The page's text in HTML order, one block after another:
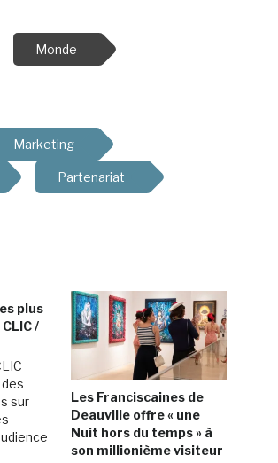
Monde
Marketing
Partenariat
plus
/
sur
de ce
Les Franciscaines de
Deauville offre « une
Nuit hors du temps » à
son millionième visiteur